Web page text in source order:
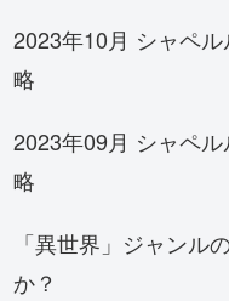
2023年10月 シャペ
略
2023年09月 シャペ
略
「異世界」ジャンル
か？